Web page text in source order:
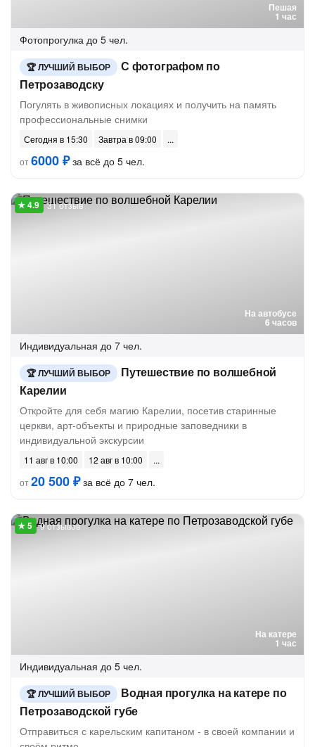
Пешая
1 час
Фотопрогулка до 5 чел.
ЛУЧШИЙ ВЫБОР
С фотографом по
Петрозаводску
Погулять в живописных локациях и получить на память
профессиональные снимки
Сегодня в 15:30
Завтра в 09:00
от6000 ₽за всё до 5 чел.
На автобусе
6 часов
31 отзыв
Индивидуальная до 7 чел.
ЛУЧШИЙ ВЫБОР
Путешествие по волшебной
Карелии
Откройте для себя магию Карелии, посетив старинные
церкви, арт-объекты и природные заповедники в
индивидуальной экскурсии
11 авг в 10:00
12 авг в 10:00
от20 500 ₽за всё до 7 чел.
На катере
1 час
9 отзывов
Индивидуальная до 5 чел.
ЛУЧШИЙ ВЫБОР
Водная прогулка на катере по
Петрозаводской губе
Отправиться с карельским капитаном - в своей компании и